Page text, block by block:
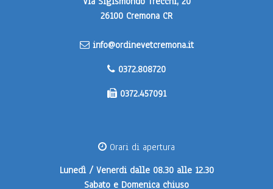
26100 Cremona CR
info@ordinevetcremona.it
0372.808720
0372.457091
Orari di apertura
Lunedì / Venerdidalle 08.30 alle 12.30
Sabato e Domenica chiuso